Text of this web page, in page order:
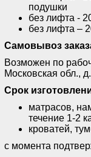
подушки
без лифта -
без лифта –
Самовывоз
Возможен по
Московская обл.,
Срок
матрасов,
течение 1-2
кроватей,
с момента